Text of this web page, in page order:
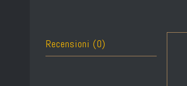
Recensioni (0)